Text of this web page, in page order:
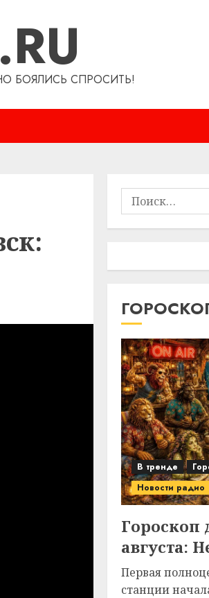
БОЯЛИСЬ СПРОСИТЬ!
Найти:
В тренде
Новости радио
Гороскоп
августа:
Первая
станции